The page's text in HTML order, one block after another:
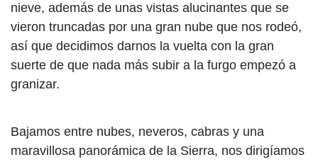
nieve, además de unas vistas alucinantes que se
vieron truncadas por una gran nube que nos rodeó,
así que decidimos darnos la vuelta con la gran
suerte de que nada más subir a la furgo empezó a
granizar.
Bajamos entre nubes, neveros, cabras y una
maravillosa panorámica de la Sierra, nos dirigíamos